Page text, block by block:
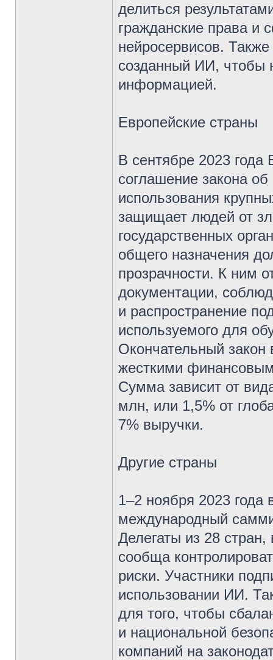
делиться
гражданские права и
нейросервисов. Также
созданный ИИ, чтобы
информацией.
Европейские страны
В сентябре 2023 года
соглашение закона
использования
защищает людей от
государственных
общего назначения
прозрачности. К ним
документации,
и распространение
используемого для
Окончательный закон
жесткими
Сумма зависит от
млн, или 1,5% от
7% выручки.
Другие страны
1–2 ноября 2023 года
международный
Делегаты из 28
сообща
риски. Участники
использовании ИИ.
для того, чтобы
и национальной
компаний на